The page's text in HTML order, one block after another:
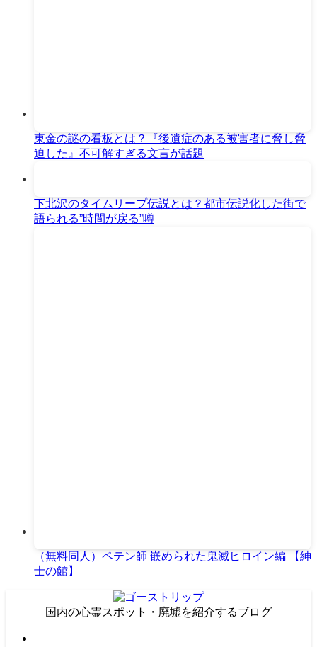
東金の謎の看板とは？『後遺症のある被害者に脅し脅
迫した』不可解すぎる文言が話題
下北沢のタイムリープ伝説とは？都市伝説化した街で
語られる”時間が戻る”噂
（無料同人）ペテン師 嵌められた鬼滅ヒロイン編 【紳
士の館】
国内の心霊スポット・廃墟を紹介するブログ